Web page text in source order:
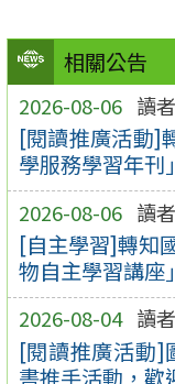
相關公告
2026-08-06 讀
[閱讀推廣活動]
學服務學習年刊
2026-08-06 讀
[自主學習]轉知
物自主學習講座
2026-08-04 讀
[閱讀推廣活動]
書推手活動，